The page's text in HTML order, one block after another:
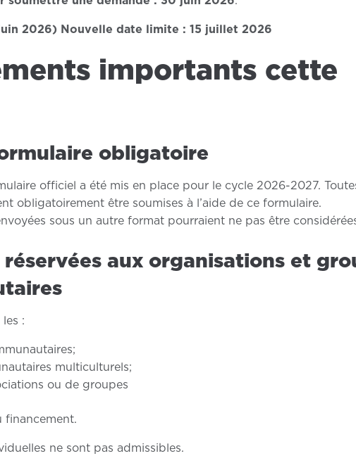
2026) Nouvelle date limite : 15 juillet 2026
importants cette
obligatoire
officiel a été mis en place pour le cycle 2026-2027.
obligatoirement être soumises à l’aide de ce formulaire.
sous un autre format pourraient ne pas être
réservées aux organisations et
les :
multiculturels;
ou de groupes
financement.
ne sont pas admissibles.